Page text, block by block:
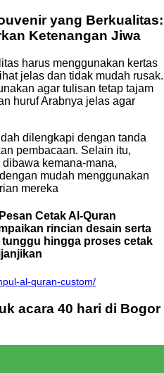
yang Berkualitas:
Ketenangan Jiwa
harus menggunakan kertas
jelas dan tidak mudah rusak.
agar tulisan tetap tajam
huruf Arabnya jelas agar
dilengkapi dengan tanda
pembacaan. Selain itu,
kemana-mana,
mudah menggunakan
mereka
Cetak Al-Quran
rincian desain serta
hingga proses cetak
al-quran-custom/
acara 40 hari di Bogor